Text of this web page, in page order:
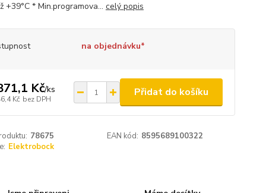
+39°C * Min.programova... celý popis
na objednávku*
Kč/ks
Kč bez DPH
Přidat do košíku
78675 EAN kód: 8595689100322
Elektrobock